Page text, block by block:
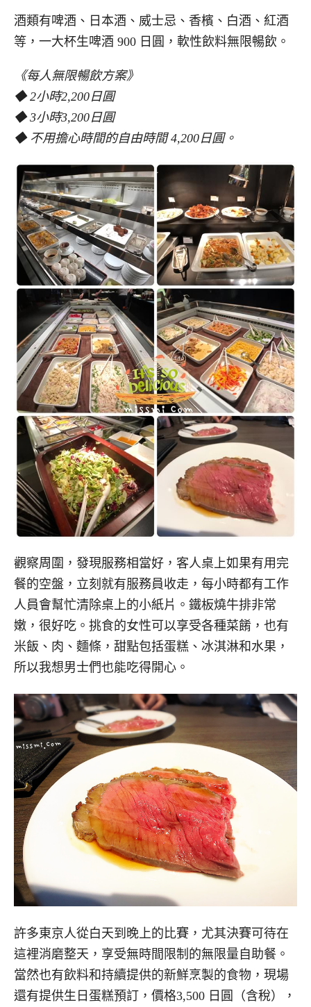
酒類有啤酒、日本酒、威士忌、香檳、白酒、紅酒
等，一大杯生啤酒 900 日圓，軟性飲料無限暢飲。
《每人無限暢飲方案》
◆ 2小時2,200日圓
◆ 3小時3,200日圓
◆ 不用擔心時間的自由時間 4,200日圓。
觀察周圍，發現服務相當好，客人桌上如果有用完
餐的空盤，立刻就有服務員收走，每小時都有工作
人員會幫忙清除桌上的小紙片。鐵板燒牛排非常
嫩，很好吃。 挑食的女性可以享受各種菜餚，也有
米飯、肉、麵條， 甜點包括蛋糕、冰淇淋和水果，
所以我想男士們也能吃得開心。
許多東京人從白天到晚上的比賽，尤其決賽可待在
這裡消磨整天，享受無時間限制的無限量自助餐。
當然也有飲料和持續提供的新鮮烹製的食物，現場
還有提供生日蛋糕預訂，價格3,500 日圓（含稅），